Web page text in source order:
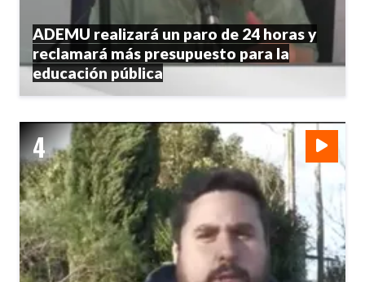
ADEMU realizará un paro de 24 horas y
reclamará más presupuesto para la
educación pública